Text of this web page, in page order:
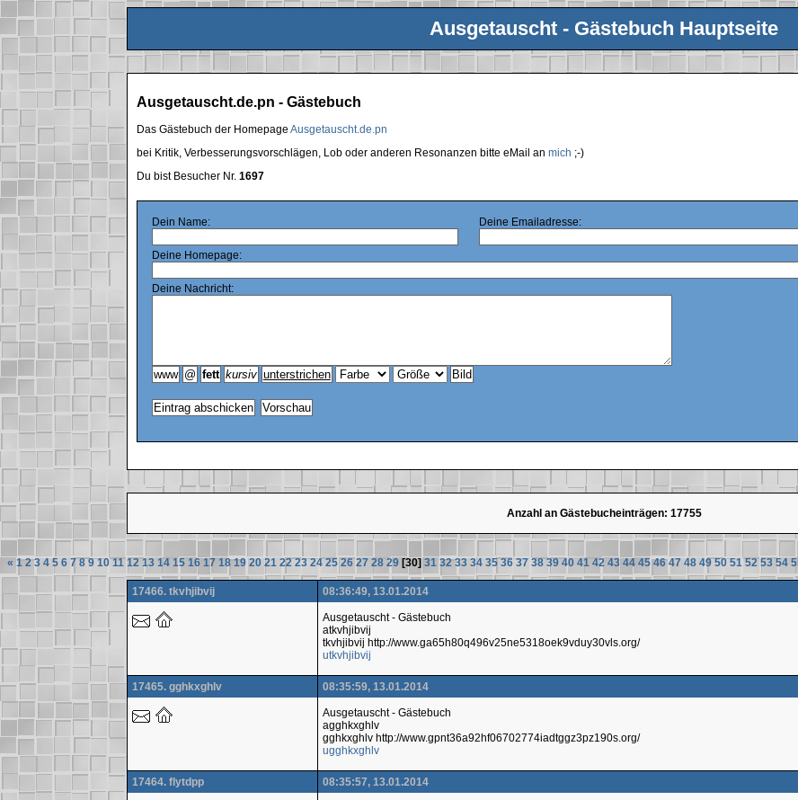
Ausgetauscht - Gästebuch Hauptseite
Ausgetauscht.de.pn - Gästebuch
Das Gästebuch der Homepage Ausgetauscht.de.pn
bei Kritik, Verbesserungsvorschlägen, Lob oder anderen Resonanzen bitte eMail an mich ;-)
Du bist Besucher Nr. 1697
Dein Name: Deine Emailadresse:
Deine Homepage:
Deine Nachricht:
Anzahl an Gästebucheinträgen: 17755
« 1 2 3 4 5 6 7 8 9 10 11 12 13 14 15 16 17 18 19 20 21 22 23 24 25 26 27 28 29 [30] 31 32 33 34 35 36 37 38 39 40 41 42 43 44 45 46 47 48 49 50 51 52 53 54
17466. tkvhjibvij 08:36:49, 13.01.2014
Ausgetauscht - Gästebuch
atkvhjibvij
tkvhjibvij http://www.ga65h80q496v25ne5318oek9vduy30vls.org/
utkvhjibvij
17465. gghkxghlv 08:35:59, 13.01.2014
Ausgetauscht - Gästebuch
agghkxghlv
gghkxghlv http://www.gpnt36a92hf06702774iadtggz3pz190s.org/
ugghkxghlv
17464. flytdpp 08:35:57, 13.01.2014